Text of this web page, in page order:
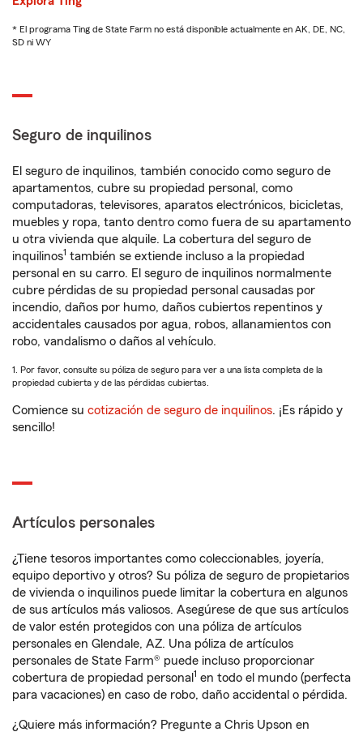
* El programa Ting de State Farm no está disponible actualmente en AK, DE, NC,
SD ni WY
Seguro de inquilinos
El seguro de inquilinos, también conocido como seguro de
apartamentos, cubre su propiedad personal, como
computadoras, televisores, aparatos electrónicos, bicicletas,
muebles y ropa, tanto dentro como fuera de su apartamento
u otra vivienda que alquile. La cobertura del seguro de
inquilinos1 también se extiende incluso a la propiedad
personal en su carro. El seguro de inquilinos normalmente
cubre pérdidas de su propiedad personal causadas por
incendio, daños por humo, daños cubiertos repentinos y
accidentales causados por agua, robos, allanamientos con
robo, vandalismo o daños al vehículo.
1. Por favor, consulte su póliza de seguro para ver a una lista completa de la
propiedad cubierta y de las pérdidas cubiertas.
Comience su cotización de seguro de inquilinos. ¡Es rápido y
sencillo!
Artículos personales
¿Tiene tesoros importantes como coleccionables, joyería,
equipo deportivo y otros? Su póliza de seguro de propietarios
de vivienda o inquilinos puede limitar la cobertura en algunos
de sus artículos más valiosos. Asegúrese de que sus artículos
de valor estén protegidos con una póliza de artículos
personales en Glendale, AZ. Una póliza de artículos
personales de State Farm® puede incluso proporcionar
cobertura de propiedad personal 1 en todo el mundo (perfecta
para vacaciones) en caso de robo, daño accidental o pérdida.
¿Quiere más información? Pregunte a Chris Upson en